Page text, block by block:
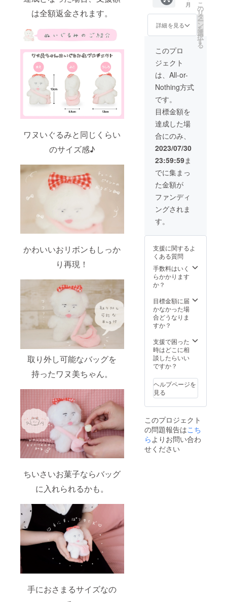
は全額返金されます。
ワヌいぐるみと同じくらい
のサイズ感♪
かわいいおリボンもしっか
り再現！
取り外し可能なバッグを
持ったワヌ美ちゃん。
ちいさいお菓子ならバッグ
に入れられるかも。
手におさまるサイズなの
巾着
バッグ
画像は
イメー
す。 金
額には
消費税
（10%
）と送
料550円
ます。
月
詳細を見る
こ
の
リ
タ
ー
ン
を
選
択
す
る
このプロ
ジェクト
は、All-or-
Nothing方式
です。
目標金額を
達成した場
合にのみ、
2023/07/30
23:59:59ま
でに集まっ
た金額が
ファンディ
ングされま
す。
支援に関するよ
くある質問
手数料はいく
らかかります
か？
目標金額に届
かなかった場
合どうなりま
すか？
支援で困った
時はどこに相
談したらいい
ですか？
ヘルプページを
見る
このプロジェクト
の問題報告はこち
らよりお問い合わ
せください